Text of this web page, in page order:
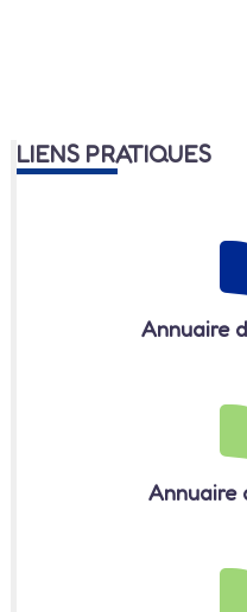
LIENS PRATIQUES
Annuaire
Annuaire